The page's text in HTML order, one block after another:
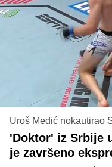
Uroš Medić nokautirao
'Doktor' iz Srbije
je završeno